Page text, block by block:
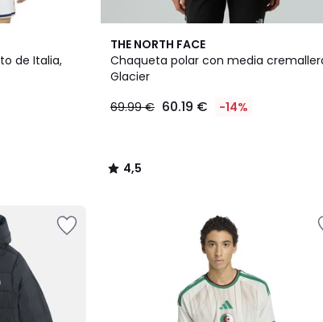
de Italia,
THE NORTH FACE
Chaqueta polar con media
Glacier
69.99 € 60.19 € -14%
4,5
/ 5
4,5
/